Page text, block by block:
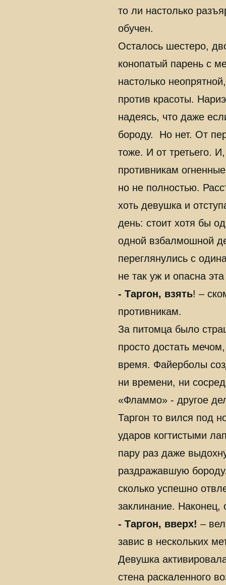
то ли настолько
обучен.
Осталось шестеро,
конопатый парень с
настолько
против красоты.
надеясь, что даже
бороду. Но нет. От
тоже. И от третьего.
противникам
но не полностью.
хоть девушка и
день: стоит хотя бы
одной взбалмошной
переглянулись с
не так уж и опасна
- Таргон, взять! –
противникам.
За питомца было
просто достать
время. Файерболы
ни времени, ни
«Фламмо» - другое
Таргон то вился под
ударов когтистыми
пару раз даже
раздражавшую
сколько успешно
заклинание. Наконец,
- Таргон, вверх!–
завис в нескольких
Девушка
стена раскаленного